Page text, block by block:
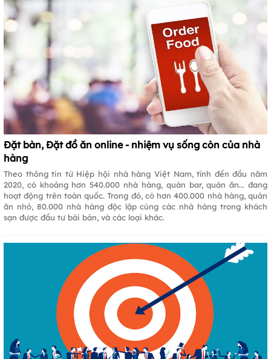
Đặt bàn, Đặt đồ ăn online - nhiệm vụ sống còn của nhà
hàng
Theo thông tin từ Hiệp hội nhà hàng Việt Nam, tính đến đầu năm
2020, có khoảng hơn 540.000 nhà hàng, quán bar, quán ăn... đang
hoạt động trên toàn quốc. Trong đó, có hơn 400.000 nhà hàng, quán
ăn nhỏ, 80.000 nhà hàng độc lập cùng các nhà hàng trong khách
sạn được đầu tư bài bản, và các loại khác.